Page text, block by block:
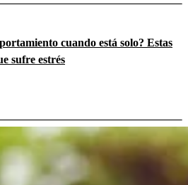
cuando está solo? Estas
sufre estrés